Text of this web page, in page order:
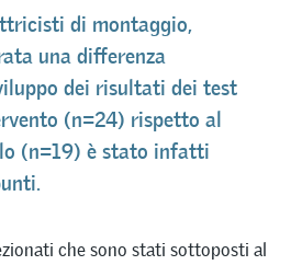
di montaggio,
una differenza
dei risultati dei test
(n=24) rispetto al
(n=19) è stato infatti
che sono stati sottoposti al